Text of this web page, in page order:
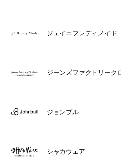
ジェイエフレディメイド
ジーンズファクトリーク
ジョンブル
シャカウェア